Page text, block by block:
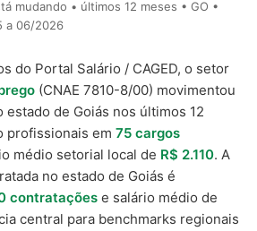
mudando • últimos 12 meses • GO •
a 06/2026
do Portal Salário / CAGED, o setor
(CNAE 7810-8/00) movimentou
estado de Goiás nos últimos 12
profissionais em 75 cargos
médio setorial local de R$ 2.110. A
no estado de Goiás é
contratações e salário médio de
central para benchmarks regionais